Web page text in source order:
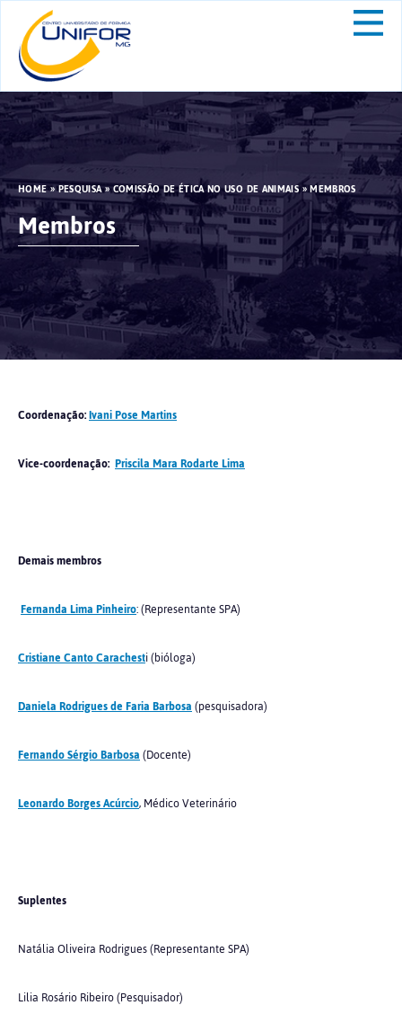
HOME»PESQUISA»COMISSÃO DE ÉTICA NO USO DE ANIMAIS»MEMBROS
Membros
Coordenação:Ivani Pose Martins
Vice-coordenação: Priscila Mara Rodarte Lima
Demais membros
Fernanda Lima Pinheiro: (Representante SPA)
Cristiane Canto Carachesti (bióloga)
Daniela Rodrigues de Faria Barbosa(pesquisadora)
Fernando Sérgio Barbosa(Docente)
Leonardo Borges Acúrcio, Médico Veterinário
Suplentes
Natália Oliveira Rodrigues (Representante SPA)
Lilia Rosário Ribeiro (Pesquisador)